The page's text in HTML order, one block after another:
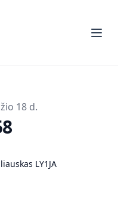
18 d.
LY1JA